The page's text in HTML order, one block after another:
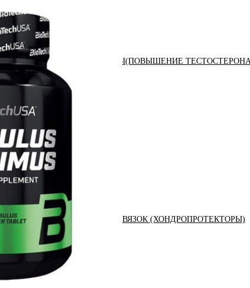
КОМПЛЕКСЫ(ПОВЫШЕНИЕ
ДОБАВКИ ДЛЯ СУСТАВОВ И СВЯЗОК (ХОНДРОПРОТЕКТОРЫ)